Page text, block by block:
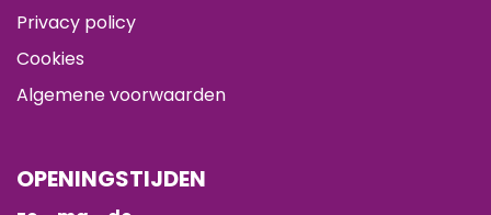
Privacy policy
Cookies
Algemene voorwaarden
OPENINGSTIJDEN